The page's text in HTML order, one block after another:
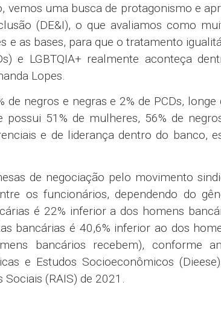
vemos uma busca de protagonismo e
(DE&I), o que avaliamos como
e as bases, para que o tratamento
e LGBTQIA+ realmente aconteça
Lopes.
de negros e negras e 2% de PCDs,
possui 51% de mulheres, 56% de
e de liderança dentro do banco,
de negociação pelo movimento
os funcionários, dependendo do
é 22% inferior a dos homens
bancárias é 40,6% inferior ao dos
bancários recebem), conforme
e Estudos Socioeconômicos
(RAIS) de 2021.